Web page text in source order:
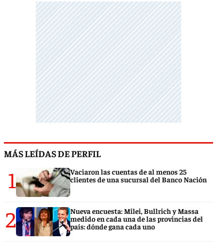
MÁS LEÍDAS DE PERFIL
1
Vaciaron las cuentas de al menos 25
clientes de una sucursal del Banco Nación
2
Nueva encuesta: Milei, Bullrich y Massa
medido en cada una de las provincias del
país: dónde gana cada uno